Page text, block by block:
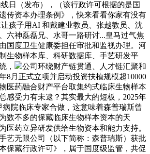
日（发布），（该行政许可根据的是国
传资本办理条例》，快来看看你家有没有
孩子用AI 和戴建业教员、张越教员、沈
六神磊磊兄、水哥一路研讨...皇马过气焦
国度卫生健康委担任审批和监视办理。河
生物样本库、科研数据库、手艺研发平
，
公司环绕财产链贯通、人才链汇聚和
8月正式立项并启动投资扶植规模超10000
医药融合财产平台取集约式临床生物样本
感受力有未逮？其实最大的短板，2025年
病院临床专家合做，这意味着森普瑞斯曾
数不多的保藏临床生物样本资本的天
医药立异研发供给生物资本和能力支持。
艺无限公司（以下简称：森普瑞斯）获批
保藏行政许可》，属于国度级监管，共促